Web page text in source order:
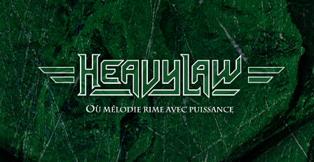
ACCUEIL
NEWS
CHRONIQUES
INTERVIEWS
REPORTS